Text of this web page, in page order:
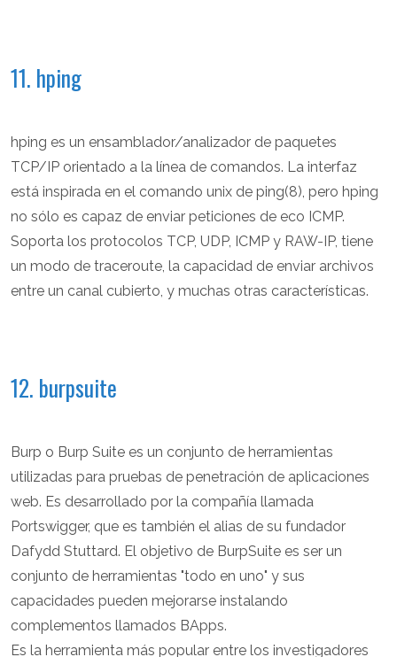
11. hping
hping es un ensamblador/analizador de paquetes
TCP/IP orientado a la línea de comandos. La interfaz
está inspirada en el comando unix de ping(8), pero hping
no sólo es capaz de enviar peticiones de eco ICMP.
Soporta los protocolos TCP, UDP, ICMP y RAW-IP, tiene
un modo de traceroute, la capacidad de enviar archivos
entre un canal cubierto, y muchas otras características.
12. burpsuite
Burp o Burp Suite es un conjunto de herramientas
utilizadas para pruebas de penetración de aplicaciones
web. Es desarrollado por la compañía llamada
Portswigger, que es también el alias de su fundador
Dafydd Stuttard. El objetivo de BurpSuite es ser un
conjunto de herramientas "todo en uno" y sus
capacidades pueden mejorarse instalando
complementos llamados BApps.
Es la herramienta más popular entre los investigadores